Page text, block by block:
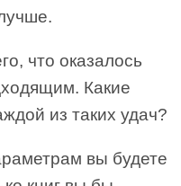
что оказалось
Какие
из таких удач?
вы будете